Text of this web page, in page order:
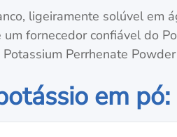
ligeiramente solúvel em
fornecedor confiável do
Perrhenate
em pó: